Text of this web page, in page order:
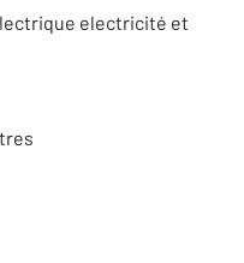
electricité et